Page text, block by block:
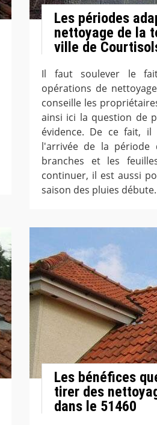
Les périodes
nettoyage de la
ville de
Il faut soulever le
opérations de
conseille les
ainsi ici la question de
évidence. De ce fait,
l'arrivée de la période
branches et les
continuer, il est aussi
saison des pluies débute.
Les bénéfices
tirer des
dans le 51460